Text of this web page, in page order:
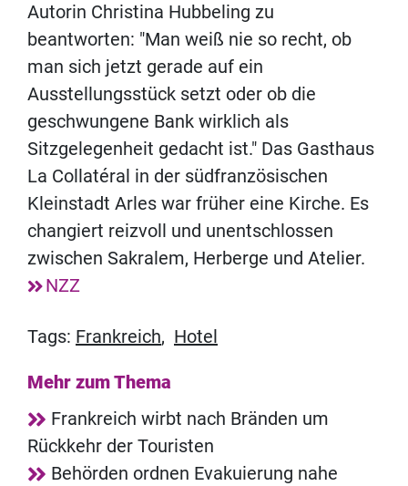
Autorin Christina Hubbeling zu
beantworten: "Man weiß nie so recht, ob
man sich jetzt gerade auf ein
Ausstellungsstück setzt oder ob die
geschwungene Bank wirklich als
Sitzgelegenheit gedacht ist." Das Gasthaus
La Collatéral in der südfranzösischen
Kleinstadt Arles war früher eine Kirche. Es
changiert reizvoll und unentschlossen
zwischen Sakralem, Herberge und Atelier.
NZZ
Tags: Frankreich, Hotel
Mehr zum Thema
Frankreich wirbt nach Bränden um
Rückkehr der Touristen
Behörden ordnen Evakuierung nahe